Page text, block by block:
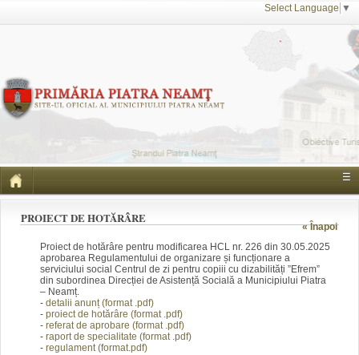
Select Language ▼
☰
« Înapoi
PROIECT DE HOTĂRÂRE
Proiect de hotărâre pentru modificarea HCL nr. 226 din 30.05.2025
aprobarea Regulamentului de organizare și funcționare a
serviciului social Centrul de zi pentru copiii cu dizabilități ”Efrem”
din subordinea Direcției de Asistență Socială a Municipiului Piatra
– Neamț.
- detalii anunț (format .pdf)
- proiect de hotărâre (format .pdf)
- referat de aprobare (format .pdf)
- raport de specialitate (format .pdf)
- regulament (format.pdf)